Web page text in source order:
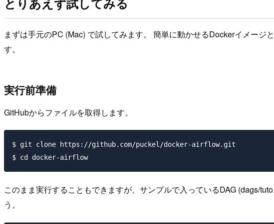
まずは手元のPC (Mac) で試してみます。 簡単に動かせるDockerイメージ
す。
実行前準備
GitHubからファイルを取得します。
$ git clone https://github.com/puckel/docker-airflow.git
このまま実行することもできますが、サンプルで入っているDAG (dags/
う。